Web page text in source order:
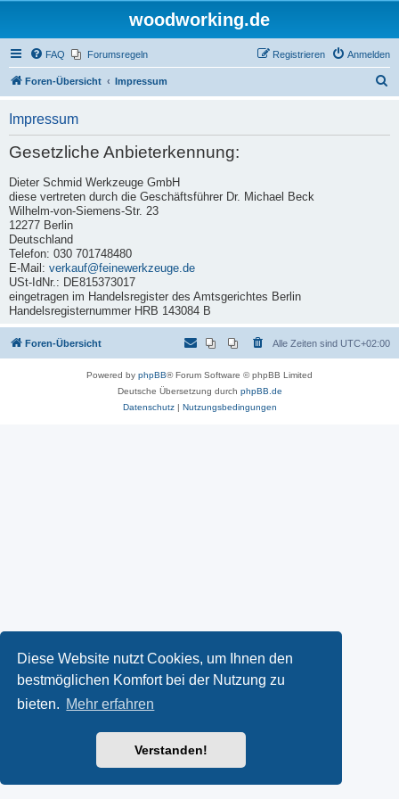
Diese Website nutzt Cookies, um Ihnen den
bestmöglichen Komfort bei der Nutzung zu
bieten. Mehr erfahren
Verstanden!
woodworking.de
FAQ Forumsregeln Anmelden
Registrieren
Foren-Übersicht Impressum
Impressum
Gesetzliche Anbieterkennung:
Dieter Schmid Werkzeuge GmbH
diese vertreten durch die Geschäftsführer Dr. Michael Beck
Wilhelm-von-Siemens-Str. 23
12277 Berlin
Deutschland
Telefon: 030 701748480
E-Mail: verkauf@feinewerkzeuge.de
USt-IdNr.: DE815373017
eingetragen im Handelsregister des Amtsgerichtes Berlin
Handelsregisternummer HRB 143084 B
Foren-Übersicht Alle Zeiten sind UTC+02:00
Powered by phpBB® Forum Software © phpBB Limited
Deutsche Übersetzung durch phpBB.de
Datenschutz| Nutzungsbedingungen